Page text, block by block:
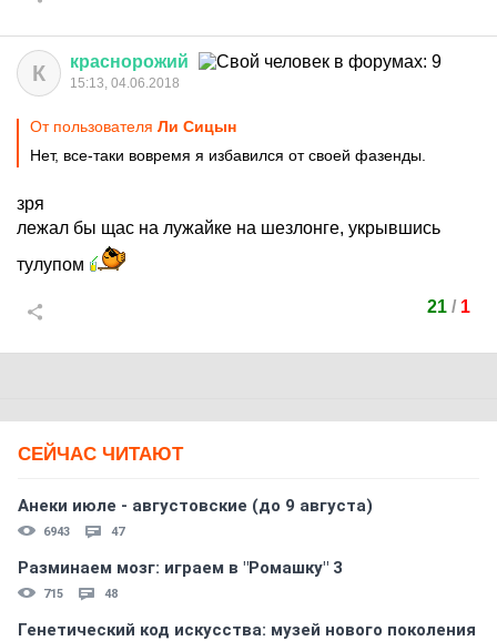
К краснорожий
15:13, 04.06.2018
От пользователя Ли Сицын
Нет, все-таки вовремя я избавился от своей фазенды.
зря
лежал бы щас на лужайке на шезлонге, укрывшись
тулупом
21 / 1
СЕЙЧАС ЧИТАЮТ
Анеки июле - августовские (до 9 августа)
6943 47
Разминаем мозг: играем в "Ромашку" 3
715 48
Генетический код искусства: музей нового поколения